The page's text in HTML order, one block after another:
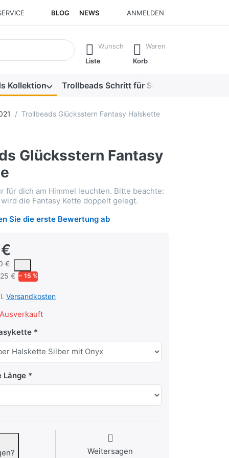
BLOG NEWS ANMELDEN
erste Ergebnisse. Drücken Sie die Eingabetaste, um alle
Wunsch
Liste
Waren
Korb
Kollektion Trollbeads Schritt für Schritt
Trollbeads Glücksstern Fantasy Halskette
Glücksstern Fantasy
für dich am Himmel leuchten. Bitte beachte:
die Fantasy Kette doppelt gelegt.
Sie die erste Bewertung ab
€ den mittleren Verkaufspreis, den Kunden für ein Produkt in
€ − 15 %
Versandkosten
Ausverkauft
Länge
Weitersagen